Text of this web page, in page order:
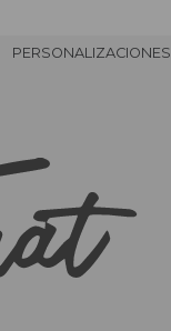
PERSONALIZACIONES